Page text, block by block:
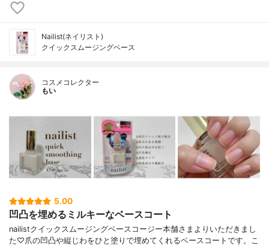
Nailist(ネイリスト)
クイックスムージングベース
コスメコレクター
もい
5.00
凹凸を埋めるミルキーなベースコート
nailistクイックスムージングベースコージー本舗さまよりいただきまし
た♡爪の凹凸や縦じわをひと塗りで埋めてくれるベースコートです。こ